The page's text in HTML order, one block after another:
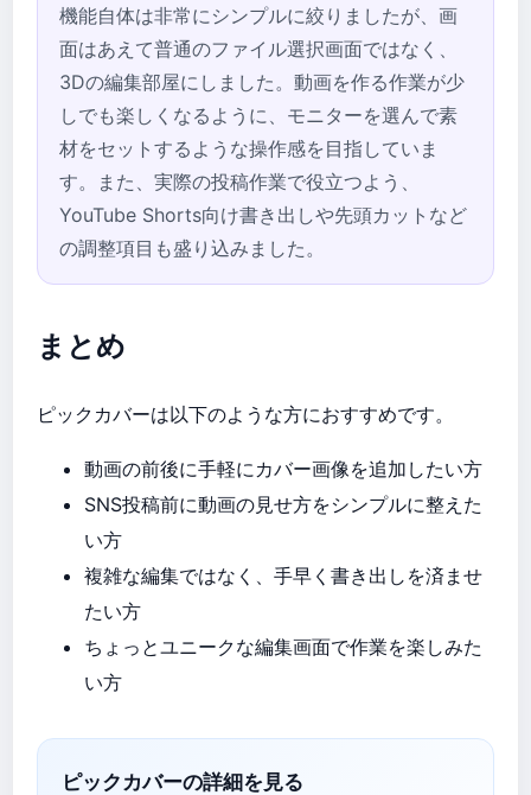
機能自体は非常にシンプルに絞りましたが、画
面はあえて普通のファイル選択画面ではなく、
3Dの編集部屋にしました。動画を作る作業が少
しでも楽しくなるように、モニターを選んで素
材をセットするような操作感を目指していま
す。また、実際の投稿作業で役立つよう、
YouTube Shorts向け書き出しや先頭カットなど
の調整項目も盛り込みました。
まとめ
ピックカバーは以下のような方におすすめです。
動画の前後に手軽にカバー画像を追加したい方
SNS投稿前に動画の見せ方をシンプルに整えた
い方
複雑な編集ではなく、手早く書き出しを済ませ
たい方
ちょっとユニークな編集画面で作業を楽しみた
い方
ピックカバーの詳細を見る